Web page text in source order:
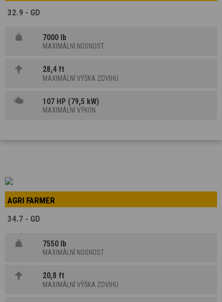
32.9 - GD
7000 lb
MAXIMÁLNÍ NOSNOST
28,4 ft
MAXIMÁLNÍ VÝŠKA ZDVIHU
107 HP (79,5 kW)
MAXIMÁLNÍ VÝKON
AGRI FARMER
34.7 - GD
7550 lb
MAXIMÁLNÍ NOSNOST
20,8 ft
MAXIMÁLNÍ VÝŠKA ZDVIHU